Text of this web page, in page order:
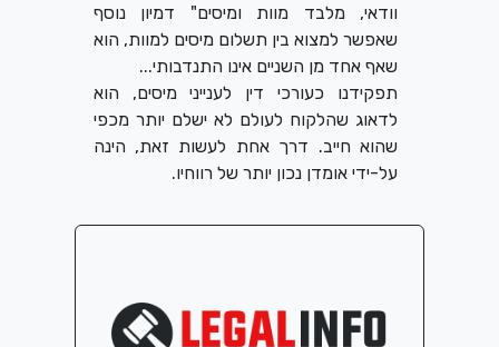
וודאי, מלבד מוות ומיסים" דמיון נוסף
שאפשר למצוא בין תשלום מיסים למוות, הוא
שאף אחד מן השניים אינו התנדבותי...
תפקידנו כעורכי דין לענייני מיסים, הוא
לדאוג שהלקוח לעולם לא ישלם יותר מכפי
שהוא חייב. דרך אחת לעשות זאת, הינה
על-ידי אומדן נכון יותר של רווחיו.